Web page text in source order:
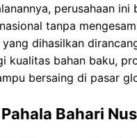
perusahaan
tanpa
dihasilkan
kualitas bahan baku,
bersaing di pasar
Bahari